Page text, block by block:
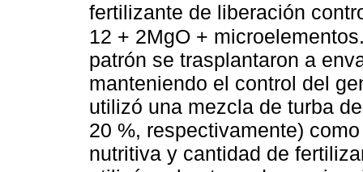
fertilizante de liberación
12 + 2MgO +
patrón se trasplantaron a
manteniendo el control del
utilizó una mezcla de turba
20 %, respectivamente)
nutritiva y cantidad de